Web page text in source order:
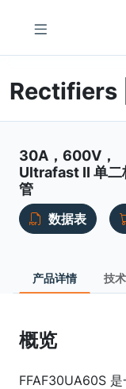
Rectifiers
30A，600V，
Ultrafast II 单二
管
数据表
产品详情 技
概览
FFAF30UA60S